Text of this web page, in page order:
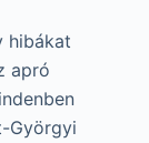
hibákat
apró
Györgyi